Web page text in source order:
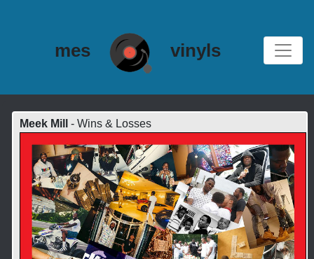
mes vinyls
Meek Mill - Wins & Losses